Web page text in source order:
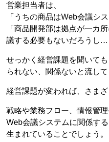
営業担当者は、
「うちの商品はWeb会議シ
「商品開発部は拠点が一カ
議する必要もないだろうし
せっかく経営課題を聞いて
られない、関係ないと流して
経営課題が変われば、さま
戦略や業務フロー、情報管
Web会議システムに関係す
生まれていることでしょう。